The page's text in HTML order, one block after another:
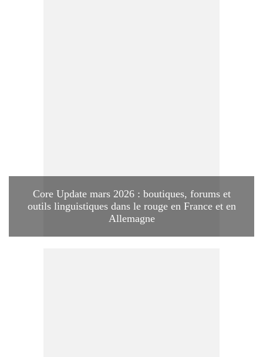
Core Update mars 2026 : boutiques, forums et
outils linguistiques dans le rouge en France et en
Allemagne